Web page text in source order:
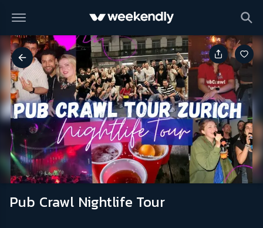
Pub Crawl Nightlife Tour